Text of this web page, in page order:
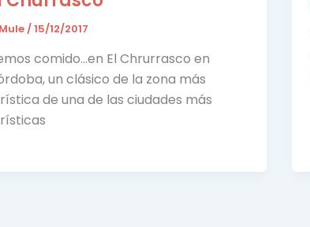
/15/12/2017
comido…en El Chrurrasco en
un clásico de la zona más
de una de las ciudades más